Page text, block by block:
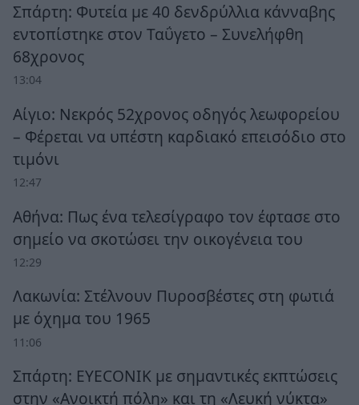
Σπάρτη: Φυτεία με 40 δενδρύλλια κάνναβης
εντοπίστηκε στον Ταΰγετο – Συνελήφθη
68χρονος
13:04
Αίγιο: Νεκρός 52χρονος οδηγός λεωφορείου
– Φέρεται να υπέστη καρδιακό επεισόδιο στο
τιμόνι
12:47
Αθήνα: Πως ένα τελεσίγραφο τον έφτασε στο
σημείο να σκοτώσει την οικογένεια του
12:29
Λακωνία: Στέλνουν Πυροσβέστες στη φωτιά
με όχημα του 1965
11:06
Σπάρτη: EYECONIK με σημαντικές εκπτώσεις
στην «Ανοικτή πόλη» και τη «Λευκή νύκτα»